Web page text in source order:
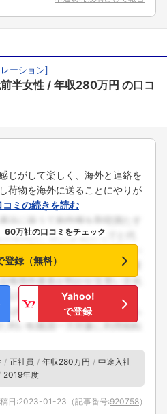
ーション]
半女性 年収280万円 の口コ
じがして楽しく、海外と連絡を
荷物を海外に送ることにやりが
ミの続きを読む
60万社の口コミをチェック
登録（無料）
Yahoo!
で登録
正社員 年収280万円
中途入社
2019年度
日:2023-01-23 （記事番号:920758）